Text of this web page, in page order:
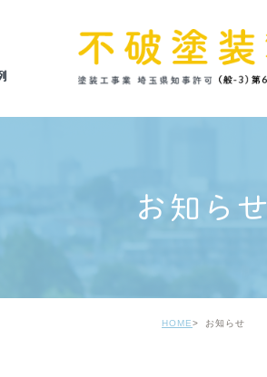
お知らせ
HOME お知らせ